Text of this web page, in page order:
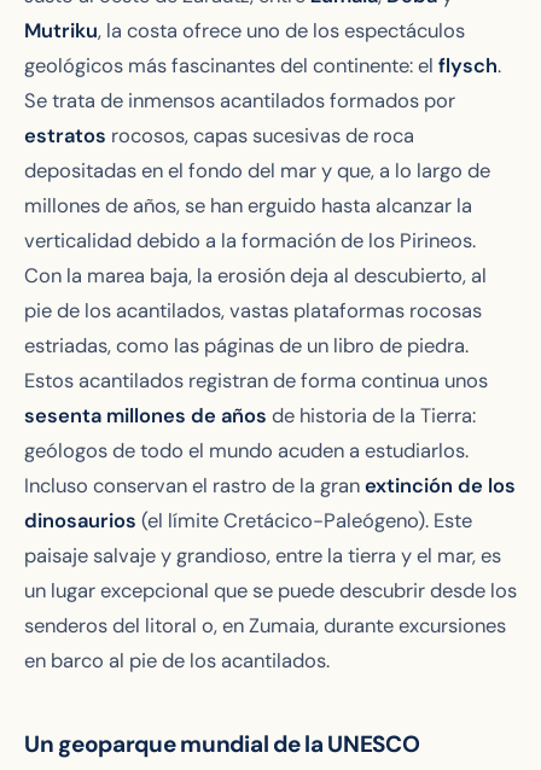
Mutriku, la costa ofrece uno de los espectáculos
geológicos más fascinantes del continente: el flysch.
Se trata de inmensos acantilados formados por
estratos rocosos, capas sucesivas de roca
depositadas en el fondo del mar y que, a lo largo de
millones de años, se han erguido hasta alcanzar la
verticalidad debido a la formación de los Pirineos.
Con la marea baja, la erosión deja al descubierto, al
pie de los acantilados, vastas plataformas rocosas
estriadas, como las páginas de un libro de piedra.
Estos acantilados registran de forma continua unos
sesenta millones de años de historia de la Tierra:
geólogos de todo el mundo acuden a estudiarlos.
Incluso conservan el rastro de la granextinción de los
dinosaurios (el límite Cretácico-Paleógeno). Este
paisaje salvaje y grandioso, entre la tierra y el mar, es
un lugar excepcional que se puede descubrir desde los
senderos del litoral o, en Zumaia, durante excursiones
en barco al pie de los acantilados.
Un geoparque mundial de la UNESCO